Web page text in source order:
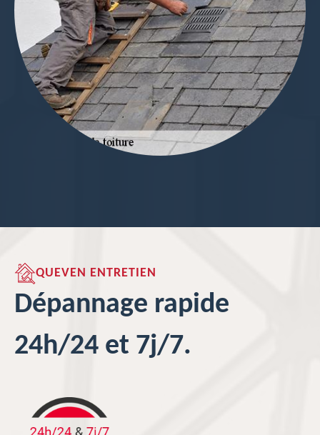
QUEVEN ENTRETIEN
Dépannage rapide
24h/24 et 7j/7.